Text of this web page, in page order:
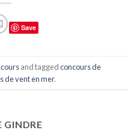
Save
and taggedconcours de
de vent en mer.
GINDRE